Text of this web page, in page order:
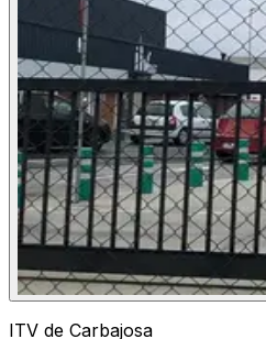
ITV de Carbajosa